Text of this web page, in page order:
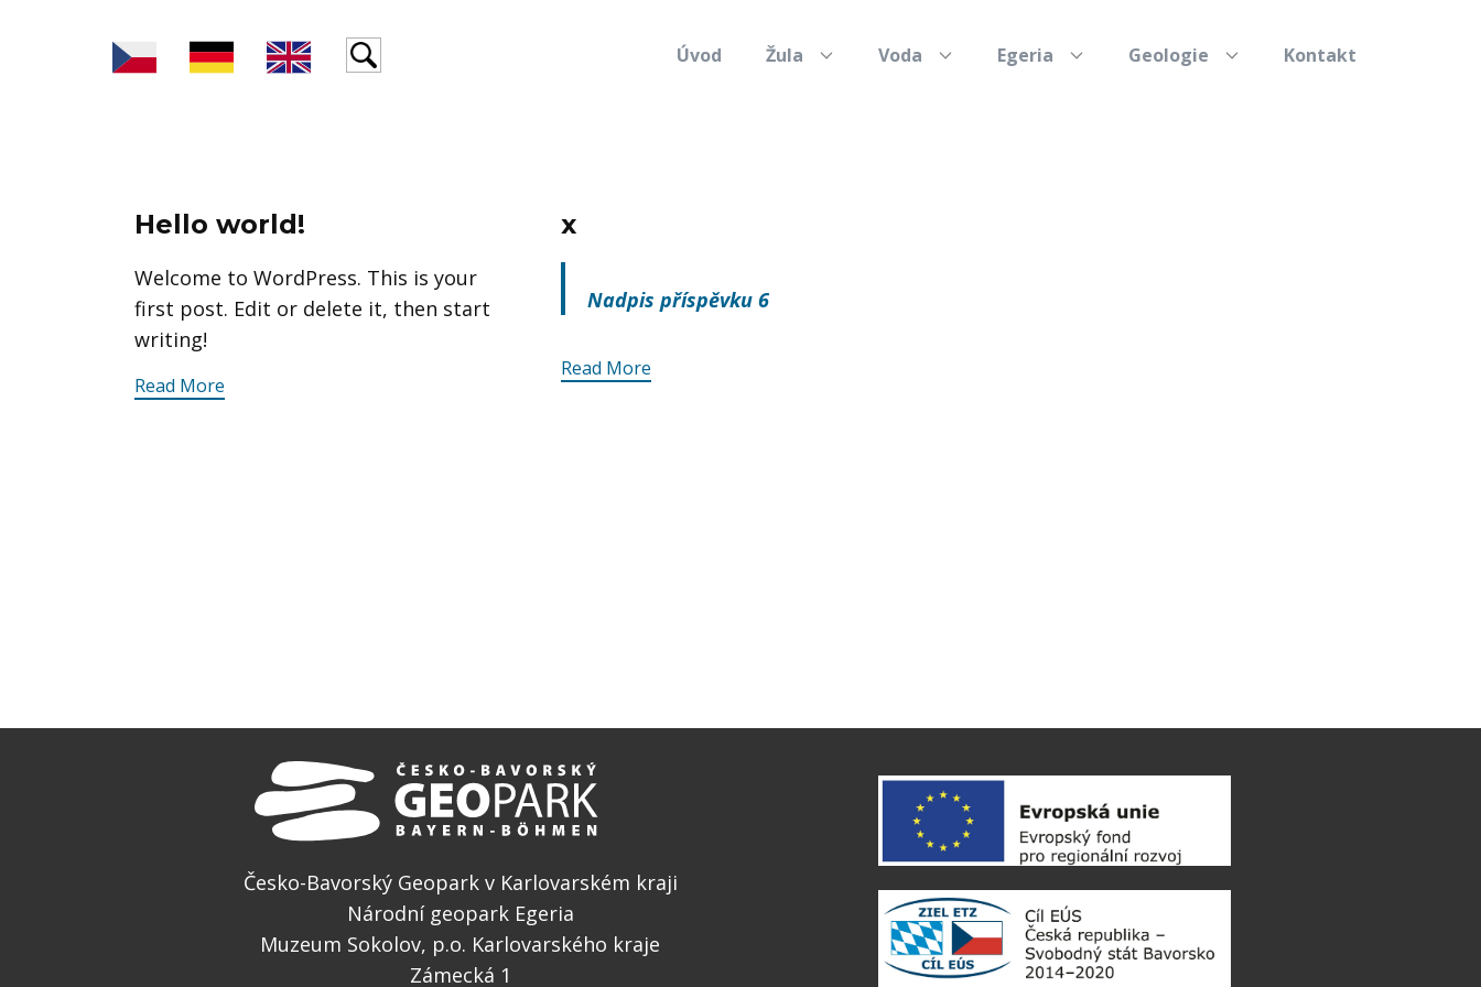
Úvod Žula Voda Egeria Geologie Kontakt
Hello world!
Welcome to WordPress. This is your
first post. Edit or delete it, then start
writing!
Read More
x
Nadpis příspěvku 6
Read More
Česko-Bavorský Geopark v Karlovarském kraji
Národní geopark Egeria
Muzeum Sokolov, p.o. Karlovarského kraje
Zámecká 1